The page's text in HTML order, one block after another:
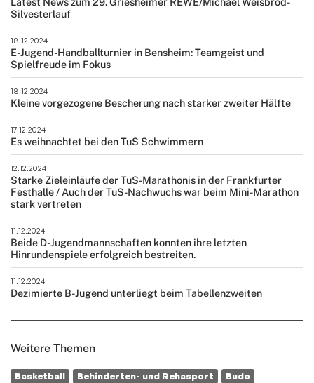
Silvesterlauf
18.12.2024
E-Jugend-Handballturnier in Bensheim: Teamgeist und
Spielfreude im Fokus
18.12.2024
Kleine vorgezogene Bescherung nach starker zweiter Hälfte
17.12.2024
Es weihnachtet bei den TuS Schwimmern
12.12.2024
Starke Zieleinläufe der TuS-Marathonis in der Frankfurter
Festhalle / Auch der TuS-Nachwuchs war beim Mini-Marathon
stark vertreten
11.12.2024
Beide D-Jugendmannschaften konnten ihre letzten
Hinrundenspiele erfolgreich bestreiten.
11.12.2024
Dezimierte B-Jugend unterliegt beim Tabellenzweiten
Weitere Themen
Basketball Behinderten- und Rehasport Budo